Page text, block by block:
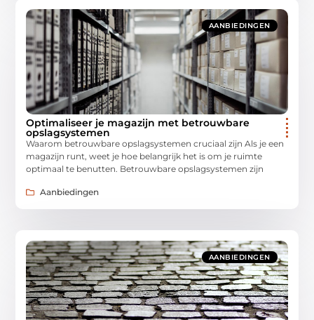
AANBIEDINGEN
Optimaliseer je magazijn met betrouwbare
opslagsystemen
Waarom betrouwbare opslagsystemen cruciaal zijn Als je een
magazijn runt, weet je hoe belangrijk het is om je ruimte
optimaal te benutten. Betrouwbare opslagsystemen zijn
Aanbiedingen
AANBIEDINGEN